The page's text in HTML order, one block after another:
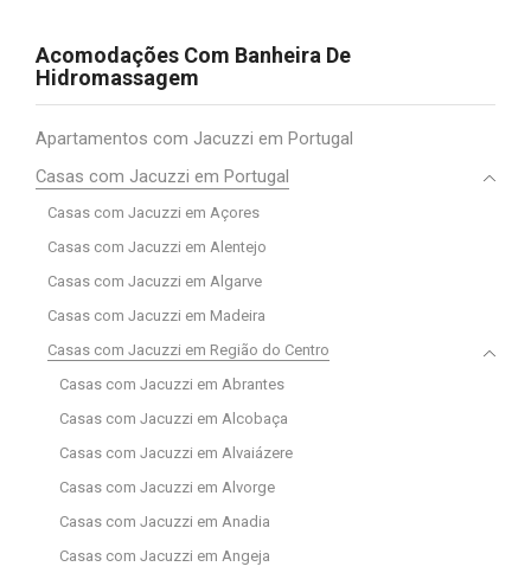
Acomodações Com Banheira De
Hidromassagem
Apartamentos com Jacuzzi em Portugal
Casas com Jacuzzi em Portugal
Casas com Jacuzzi em Açores
Casas com Jacuzzi em Alentejo
Casas com Jacuzzi em Algarve
Casas com Jacuzzi em Madeira
Casas com Jacuzzi em Região do Centro
Casas com Jacuzzi em Abrantes
Casas com Jacuzzi em Alcobaça
Casas com Jacuzzi em Alvaiázere
Casas com Jacuzzi em Alvorge
Casas com Jacuzzi em Anadia
Casas com Jacuzzi em Angeja